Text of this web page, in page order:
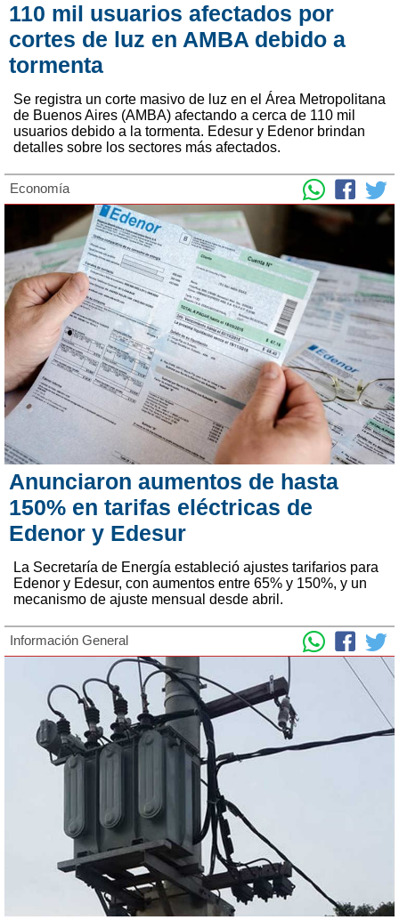
110 mil usuarios afectados por
cortes de luz en AMBA debido a
tormenta
Se registra un corte masivo de luz en el Área Metropolitana
de Buenos Aires (AMBA) afectando a cerca de 110 mil
usuarios debido a la tormenta. Edesur y Edenor brindan
detalles sobre los sectores más afectados.
Economía
Anunciaron aumentos de hasta
150% en tarifas eléctricas de
Edenor y Edesur
La Secretaría de Energía estableció ajustes tarifarios para
Edenor y Edesur, con aumentos entre 65% y 150%, y un
mecanismo de ajuste mensual desde abril.
Información General